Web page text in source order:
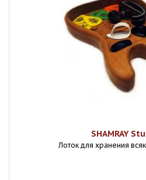
SHAMRAY
Лоток для хранения